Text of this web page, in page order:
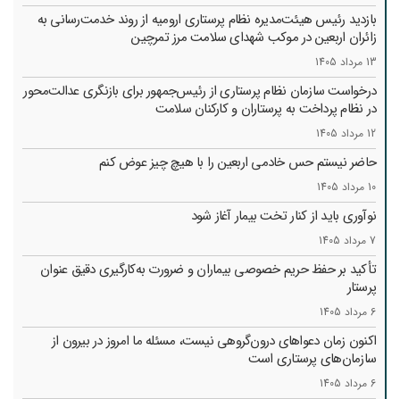
بازدید رئیس هیئت‌مدیره نظام پرستاری ارومیه از روند خدمت‌رسانی به
زائران اربعین در موکب شهدای سلامت مرز تمرچین
13 مرداد 1405
درخواست سازمان نظام پرستاری از رئیس‌جمهور برای بازنگری عدالت‌محور
در نظام پرداخت به پرستاران و کارکنان سلامت
12 مرداد 1405
حاضر نیستم حس خادمی اربعین را با هیچ چیز عوض کنم
10 مرداد 1405
نوآوری باید از کنار تخت بیمار آغاز شود
7 مرداد 1405
تأکید بر حفظ حریم خصوصی بیماران و ضرورت به‌کارگیری دقیق عنوان
پرستار
6 مرداد 1405
اکنون زمان دعواهای درون‌گروهی نیست، مسئله ما امروز در بیرون از
سازمان‌های پرستاری است
6 مرداد 1405